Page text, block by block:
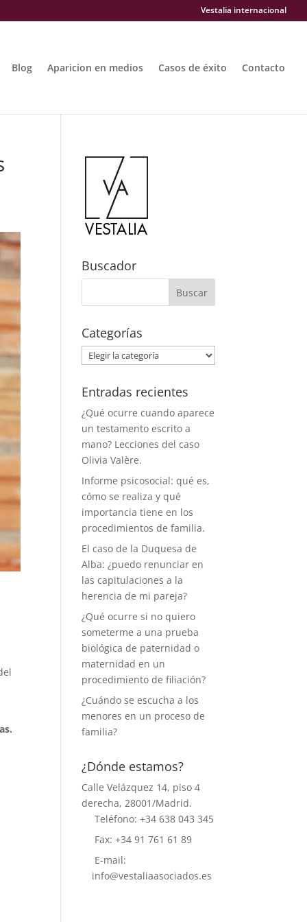
Vestalia internacional
Blog Aparicion en medios Casos de éxito Contacto
Buscador
Categorías
Categorías
Entradas recientes
¿Qué ocurre cuando aparece
un testamento escrito a
mano? Lecciones del caso
Olivia Valère.
Informe psicosocial: qué es,
cómo se realiza y qué
importancia tiene en los
procedimientos de familia.
El caso de la Duquesa de
Alba: ¿puedo renunciar en
las capitulaciones a la
herencia de mi pareja?
¿Qué ocurre si no quiero
someterme a una prueba
biológica de paternidad o
maternidad en un
procedimiento de filiación?
¿Cuándo se escucha a los
menores en un proceso de
familia?
¿Dónde estamos?
Calle Velázquez 14, piso 4
derecha, 28001/Madrid.
Teléfono: +34 638 043 345
Fax: +34 91 761 61 89
E-mail:
info@vestaliaasociados.es